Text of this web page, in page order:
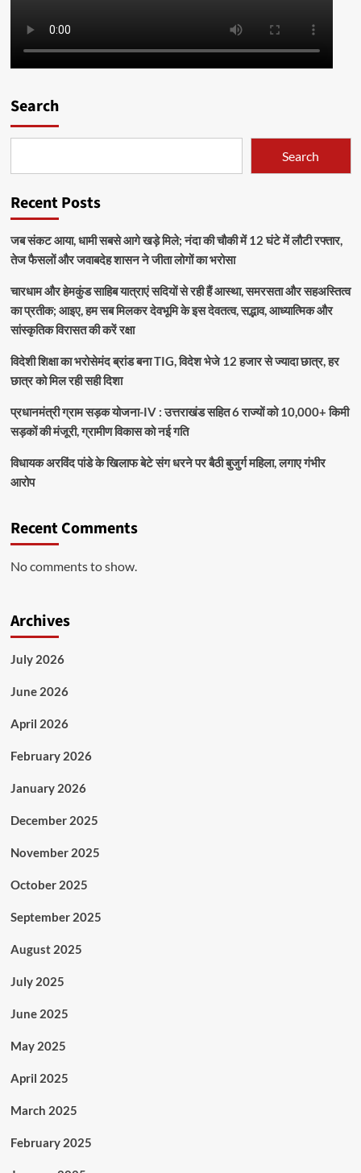
Search
Search
Recent Posts
जब संकट आया, धामी सबसे आगे खड़े मिले; नंदा की चौकी में 12 घंटे में लौटी रफ्तार,
तेज फैसलों और जवाबदेह शासन ने जीता लोगों का भरोसा
चारधाम और हेमकुंड साहिब यात्राएं सदियों से रही हैं आस्था, समरसता और सहअस्तित्व
का प्रतीक; आइए, हम सब मिलकर देवभूमि के इस देवतत्व, सद्भाव, आध्यात्मिक और
सांस्कृतिक विरासत की करें रक्षा
विदेशी शिक्षा का भरोसेमंद ब्रांड बना TIG, विदेश भेजे 12 हजार से ज्यादा छात्र, हर
छात्र को मिल रही सही दिशा
प्रधानमंत्री ग्राम सड़क योजना-IV : उत्तराखंड सहित 6 राज्यों को 10,000+ किमी
सड़कों की मंजूरी, ग्रामीण विकास को नई गति
विधायक अरविंद पांडे के खिलाफ बेटे संग धरने पर बैठी बुजुर्ग महिला, लगाए गंभीर
आरोप
Recent Comments
No comments to show.
Archives
July 2026
June 2026
April 2026
February 2026
January 2026
December 2025
November 2025
October 2025
September 2025
August 2025
July 2025
June 2025
May 2025
April 2025
March 2025
February 2025